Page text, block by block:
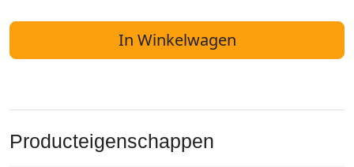
In Winkelwagen
Producteigenschappen